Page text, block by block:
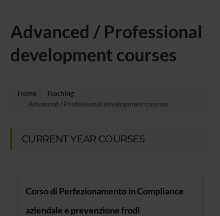
Advanced / Professional
development courses
Home
Teaching
Advanced / Professional development courses
CURRENT YEAR COURSES
Corso di Perfezionamento in Compliance
aziendale e prevenzione frodi